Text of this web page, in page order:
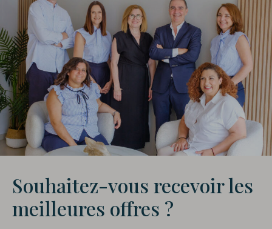
Souhaitez-vous recevoir les
meilleures offres ?